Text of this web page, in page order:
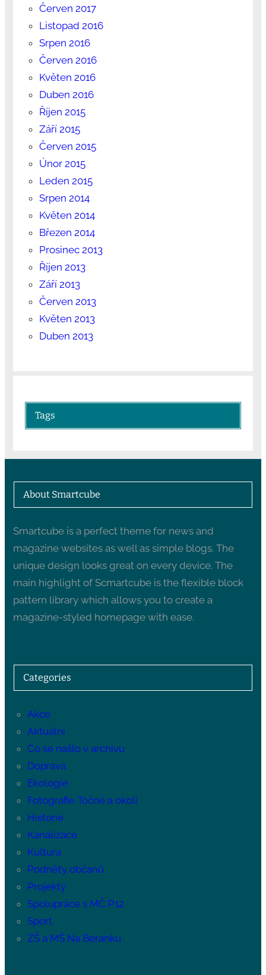
Červen 2017
Listopad 2016
Srpen 2016
Červen 2016
Květen 2016
Duben 2016
Říjen 2015
Září 2015
Červen 2015
Únor 2015
Leden 2015
Srpen 2014
Květen 2014
Březen 2014
Prosinec 2013
Říjen 2013
Září 2013
Červen 2013
Květen 2013
Duben 2013
Tags
About Smartcube
Smartcube is a perfect theme for news and
magazine websites as well as simple blogs. The
unique design looks great on every device. The
main highlight of Scmartcube is the flexible block
pattern library which allows you to create a
magazine-styled homepage with ease.
Categories
Akce
Aktuální
Co se našlo v archivu
Doprava
Ekologie
Fotografie Točné a okolí
Historie
Kanalizace
Kultura
Podněty občanů
Projekty
Spolupráce s MČ P12
Sport
ZŠ a MŠ Na Beránku